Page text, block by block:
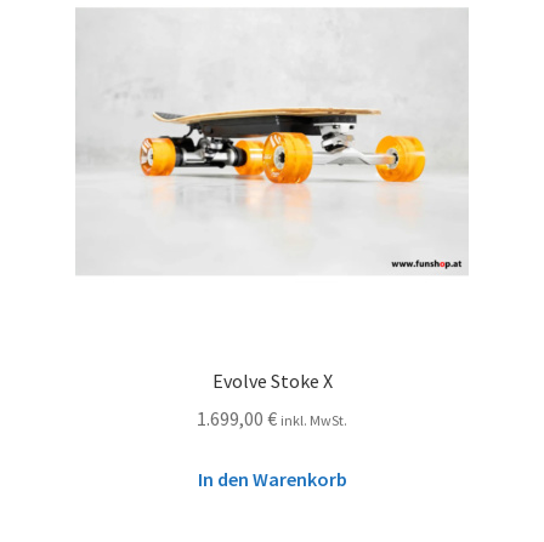
Evolve Stoke X
1.699,00 € inkl. MwSt.
In den Warenkorb